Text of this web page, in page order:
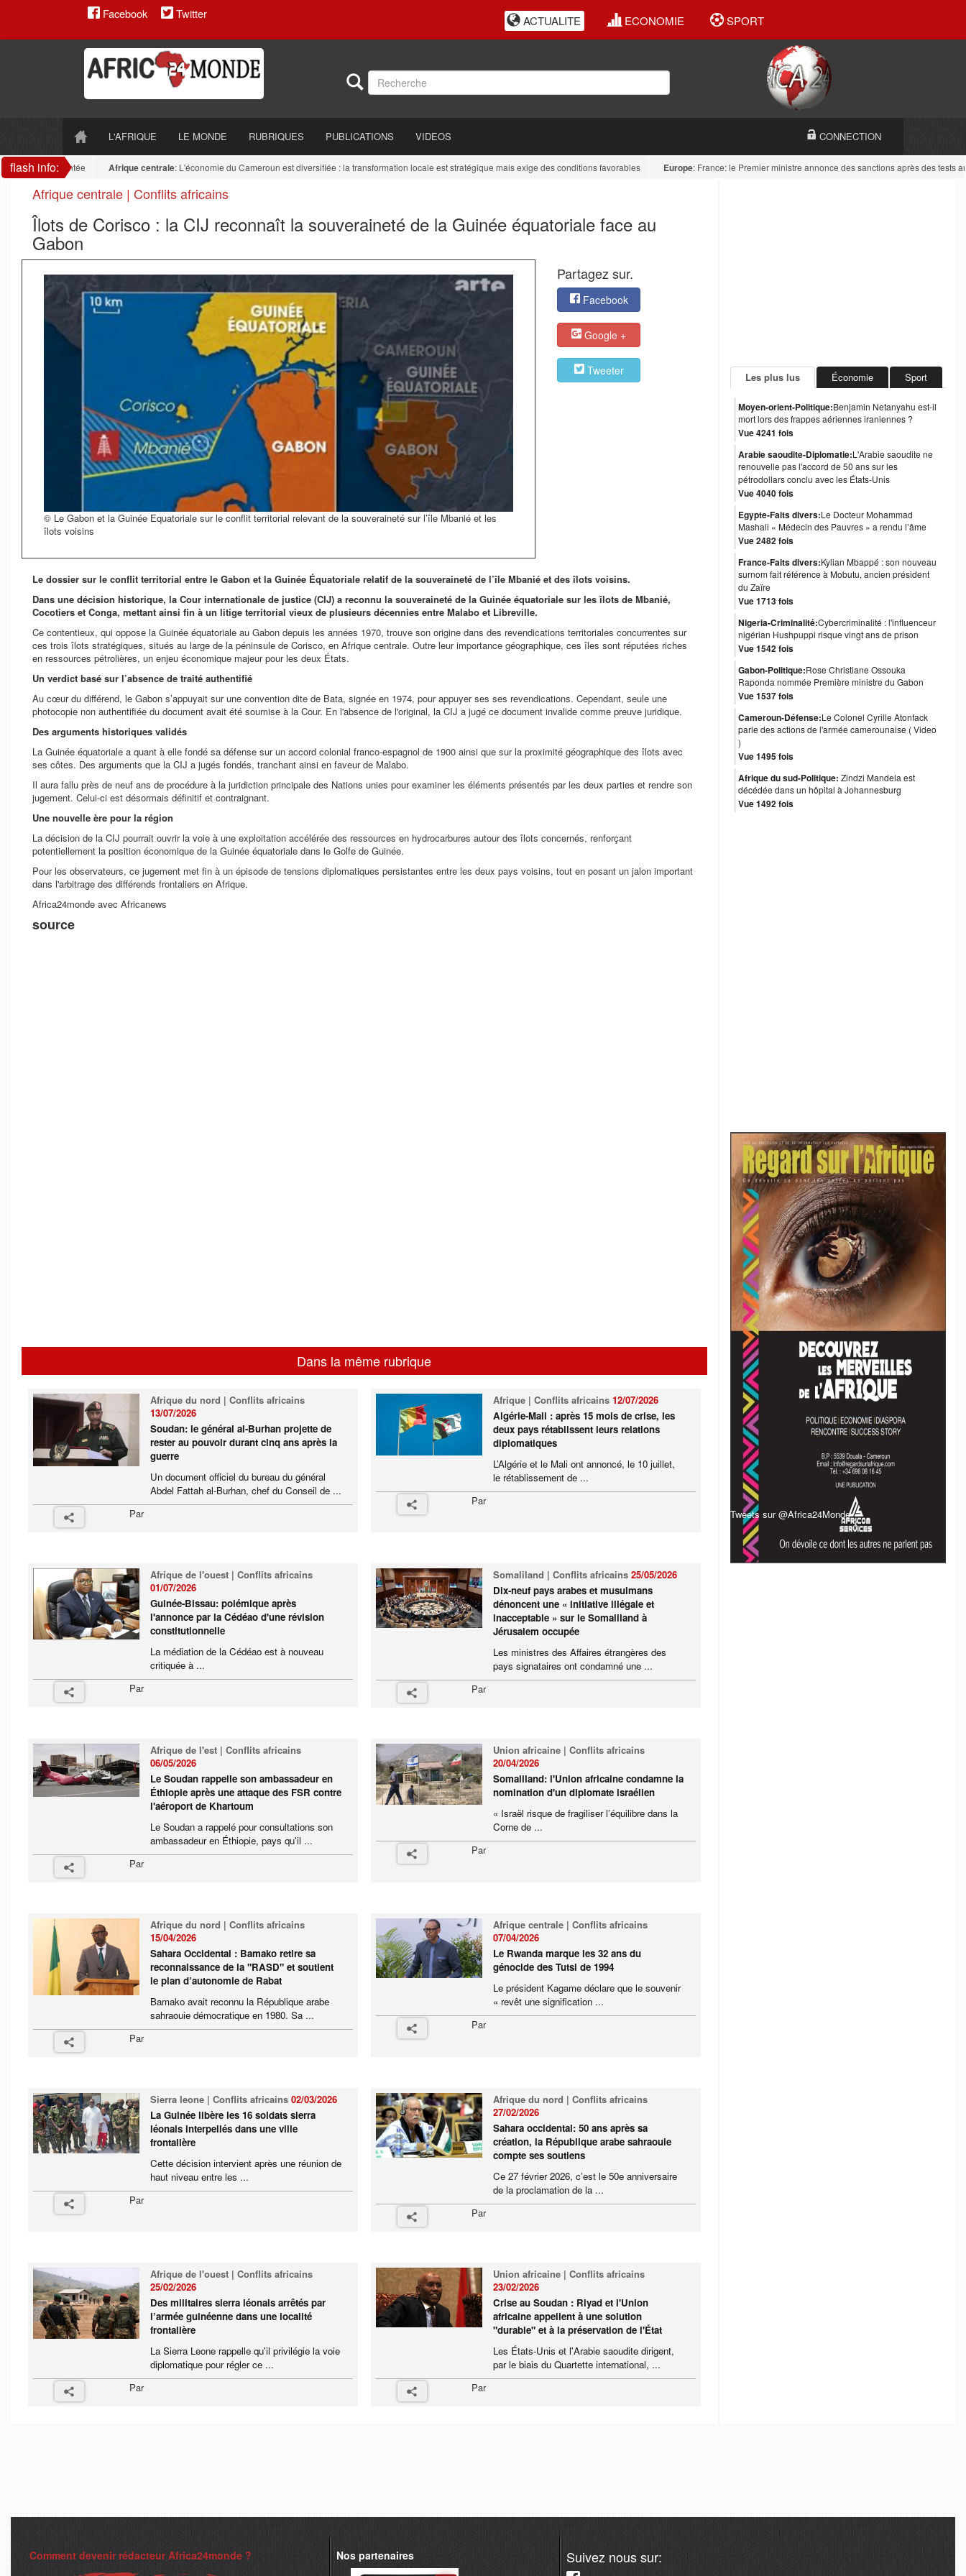
Facebook Twitter ACTUALITE ECONOMIE SPORT
L'AFRIQUE LE MONDE RUBRIQUES PUBLICATIONS VIDEOS CONNECTION
flash info:
fragmentée Afrique centrale: L'économie du Cameroun est diversifiée : la transformation locale est stratégique mais exige des conditions favorables Europe: France: le Premier ministre annonce des sanctions après des tests
Afrique centrale | Conflits africains
Îlots de Corisco : la CIJ reconnaît la souveraineté de la Guinée équatoriale face au
Gabon
© Le Gabon et la Guinée Equatoriale sur le conflit territorial relevant de la souveraineté sur l’île Mbanié et les
îlots voisins
Partagez sur.
Facebook
Google +
Tweeter
Le dossier sur le conflit territorial entre le Gabon et la Guinée Équatoriale relatif de la souveraineté de l’île Mbanié et des îlots voisins.
Dans une décision historique, la Cour internationale de justice (CIJ) a reconnu la souveraineté de la Guinée équatoriale sur les îlots de Mbanié,
Cocotiers et Conga, mettant ainsi fin à un litige territorial vieux de plusieurs décennies entre Malabo et Libreville.
Ce contentieux, qui oppose la Guinée équatoriale au Gabon depuis les années 1970, trouve son origine dans des revendications territoriales concurrentes sur
ces trois îlots stratégiques, situés au large de la péninsule de Corisco, en Afrique centrale. Outre leur importance géographique, ces îles sont réputées riches
en ressources pétrolières, un enjeu économique majeur pour les deux États.
Un verdict basé sur l’absence de traité authentifié
Au cœur du différend, le Gabon s’appuyait sur une convention dite de Bata, signée en 1974, pour appuyer ses ses revendications. Cependant, seule une
photocopie non authentifiée du document avait été soumise à la Cour. En l'absence de l'original, la CIJ a jugé ce document invalide comme preuve juridique.
Des arguments historiques validés
La Guinée équatoriale a quant à elle fondé sa défense sur un accord colonial franco-espagnol de 1900 ainsi que sur la proximité géographique des îlots avec
ses côtes. Des arguments que la CIJ a jugés fondés, tranchant ainsi en faveur de Malabo.
Il aura fallu près de neuf ans de procédure à la juridiction principale des Nations unies pour examiner les éléments présentés par les deux parties et rendre son
jugement. Celui-ci est désormais définitif et contraignant.
Une nouvelle ère pour la région
La décision de la CIJ pourrait ouvrir la voie à une exploitation accélérée des ressources en hydrocarbures autour des îlots concernés, renforçant
potentiellement la position économique de la Guinée équatoriale dans le Golfe de Guinée.
Pour les observateurs, ce jugement met fin à un épisode de tensions diplomatiques persistantes entre les deux pays voisins, tout en posant un jalon important
dans l'arbitrage des différends frontaliers en Afrique.
Africa24monde avec Africanews
source
Dans la même rubrique
Afrique du nord | Conflits africains
13/07/2026
Soudan: le général al-Burhan projette de
rester au pouvoir durant cinq ans après la
guerre
Un document officiel du bureau du général
Abdel Fattah al-Burhan, chef du Conseil de ...
Par
Afrique | Conflits africains 12/07/2026
Algérie-Mali : après 15 mois de crise, les
deux pays rétablissent leurs relations
diplomatiques
L’Algérie et le Mali ont annoncé, le 10 juillet,
le rétablissement de ...
Par
Afrique de l'ouest | Conflits africains
01/07/2026
Guinée-Bissau: polémique après
l'annonce par la Cédéao d'une révision
constitutionnelle
La médiation de la Cédéao est à nouveau
critiquée à ...
Par
Somaliland | Conflits africains 25/05/2026
Dix-neuf pays arabes et musulmans
dénoncent une « initiative illégale et
inacceptable » sur le Somaliland à
Jérusalem occupée
Les ministres des Affaires étrangères des
pays signataires ont condamné une ...
Par
Afrique de l'est | Conflits africains
06/05/2026
Le Soudan rappelle son ambassadeur en
Éthiopie après une attaque des FSR contre
l'aéroport de Khartoum
Le Soudan a rappelé pour consultations son
ambassadeur en Éthiopie, pays qu'il ...
Par
Union africaine | Conflits africains
20/04/2026
Somaliland: l'Union africaine condamne la
nomination d'un diplomate israélien
« Israël risque de fragiliser l’équilibre dans la
Corne de ...
Par
Afrique du nord | Conflits africains
15/04/2026
Sahara Occidental : Bamako retire sa
reconnaissance de la "RASD" et soutient
le plan d’autonomie de Rabat
Bamako avait reconnu la République arabe
sahraouie démocratique en 1980. Sa ...
Par
Afrique centrale | Conflits africains
07/04/2026
Le Rwanda marque les 32 ans du
génocide des Tutsi de 1994
Le président Kagame déclare que le souvenir
« revêt une signification ...
Par
Sierra leone | Conflits africains02/03/2026
La Guinée libère les 16 soldats sierra
léonais interpellés dans une ville
frontalière
Cette décision intervient après une réunion de
haut niveau entre les ...
Par
Afrique du nord | Conflits africains
27/02/2026
Sahara occidental: 50 ans après sa
création, la République arabe sahraouie
compte ses soutiens
Ce 27 février 2026, c’est le 50e anniversaire
de la proclamation de la ...
Par
Afrique de l'ouest | Conflits africains
25/02/2026
Des militaires sierra léonais arrêtés par
l’armée guinéenne dans une localité
frontalière
La Sierra Leone rappelle qu'il privilégie la voie
diplomatique pour régler ce ...
Par
Union africaine | Conflits africains
23/02/2026
Crise au Soudan : Riyad et l'Union
africaine appellent à une solution
"durable" et à la préservation de l'État
Les États-Unis et l'Arabie saoudite dirigent,
par le biais du Quartette international, ...
Par
Les plus lus Économie Sport
Moyen-orient-Politique:Benjamin Netanyahu est-il
mort lors des frappes aériennes iraniennes ?
Vue 4241 fois
Arabie saoudite-Diplomatie:L'Arabie saoudite ne
renouvelle pas l'accord de 50 ans sur les
pétrodollars conclu avec les États-Unis
Vue 4040 fois
Egypte-Faits divers:Le Docteur Mohammad
Mashali « Médecin des Pauvres » a rendu l’âme
Vue 2482 fois
France-Faits divers:Kylian Mbappé : son nouveau
surnom fait référence à Mobutu, ancien président
du Zaïre
Vue 1713 fois
Nigeria-Criminalité:Cybercriminalité : l'influenceur
nigérian Hushpuppi risque vingt ans de prison
Vue 1542 fois
Gabon-Politique:Rose Christiane Ossouka
Raponda nommée Première ministre du Gabon
Vue 1537 fois
Cameroun-Défense:Le Colonel Cyrille Atonfack
parle des actions de l'armée camerounaise ( Video
)
Vue 1495 fois
Afrique du sud-Politique: Zindzi Mandela est
décédée dans un hôpital à Johannesburg
Vue 1492 fois
Tweets sur @Africa24Monde
Comment devenir rédacteur Africa24monde ? Nos partenaires
Suivez nous sur: